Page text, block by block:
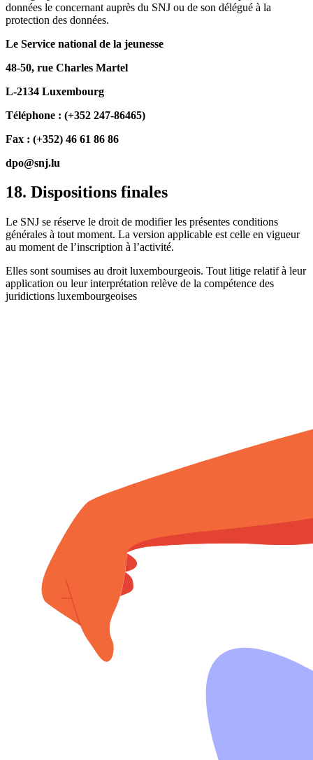
données le concernant auprès du SNJ ou de son délégué à la
protection des données.
Le Service national de la jeunesse
48-50, rue Charles Martel
L-2134 Luxembourg
Téléphone : (+352 247-86465)
Fax : (+352) 46 61 86 86
dpo@snj.lu
18. Dispositions finales
Le SNJ se réserve le droit de modifier les présentes conditions
générales à tout moment. La version applicable est celle en vigueur
au moment de l’inscription à l’activité.
Elles sont soumises au droit luxembourgeois. Tout litige relatif à leur
application ou leur interprétation relève de la compétence des
juridictions luxembourgeoises